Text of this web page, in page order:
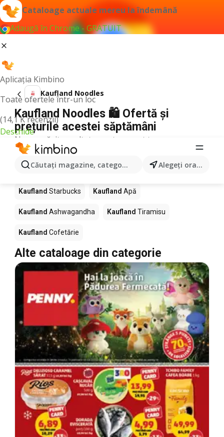
Cataloage actuale mereu la îndemână
Adaugă în Chrome - GRATUIT
Aplicația Kimbino
Toate ofertele într-un loc
(14,1 K recenzii)
Deschide
Căutaţi magazine, categorii, produse... Alegeţi oraşul
Kaufland Noodles
Kaufland Noodles 🛍️ Ofertă și
prețurile acestei săptămâni
Nu am găsit rezultate pentru acest termen.
Alte produse în magazine Kaufland
Kaufland Pizza Kaufland Mango KauflandLEGO
Kaufland Starbucks Kaufland Apă
Kaufland Ashwagandha Kaufland Tiramisu
Kaufland Cofetărie
Alte cataloage din categorie